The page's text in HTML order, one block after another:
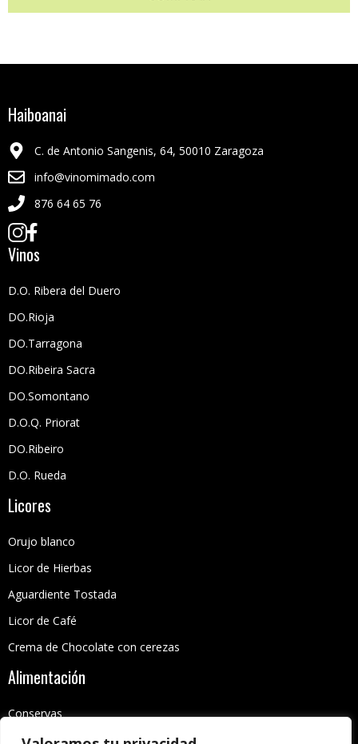
Haiboanai
C. de Antonio Sangenis, 64, 50010 Zaragoza
info@vinomimado.com
876 64 65 76
Vinos
D.O. Ribera del Duero
DO.Rioja
DO.Tarragona
DO.Ribeira Sacra
DO.Somontano
D.O.Q. Priorat
DO.Ribeiro
D.O. Rueda
Licores
Orujo blanco
Licor de Hierbas
Aguardiente Tostada
Licor de Café
Crema de Chocolate con cerezas
Alimentación
Conservas
Dulces